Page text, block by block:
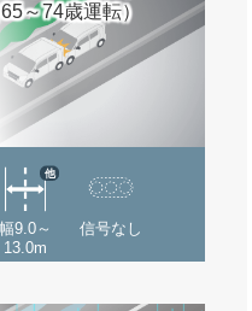
～74歳運転）
幅9.0～
13.0m
他
信号なし